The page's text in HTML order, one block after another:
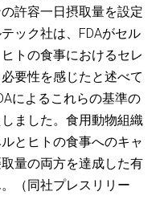
許容一日摂取量を設定
ック社は、FDAがセル
トの食事におけるセレ
要性を感じたと述べて
によるこれらの基準の
ました。食用動物組織
とヒトの食事へのキャ
量の両方を達成した有
（同社プレスリリー